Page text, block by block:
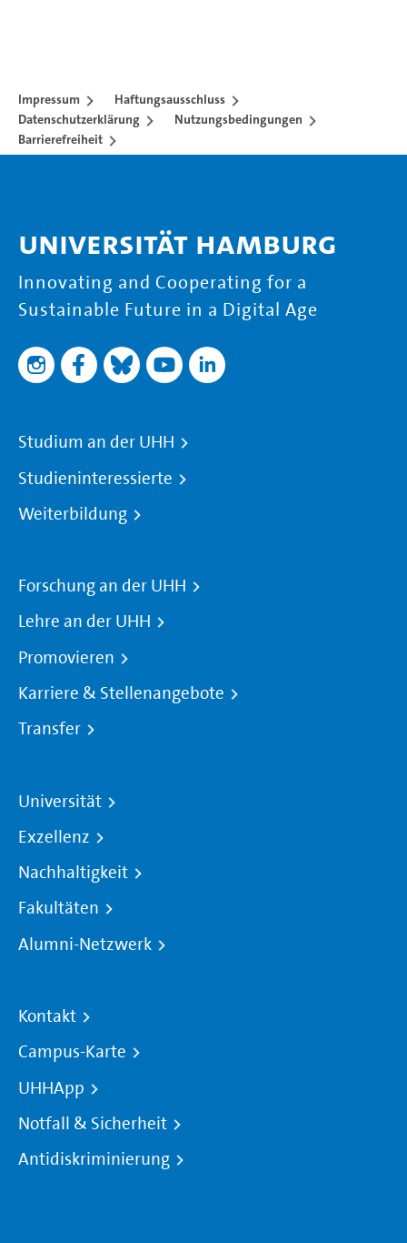
Impressum
Haftungsausschluss
Datenschutzerklärung
Nutzungsbedingungen
Barrierefreiheit
Universität Hamburg
Innovating and Cooperating for a
Sustainable Future in a Digital Age
Studium an der UHH
Studieninteressierte
Weiterbildung
Forschung an der UHH
Lehre an der UHH
Promovieren
Karriere & Stellenangebote
Transfer
Universität
Exzellenz
Nachhaltigkeit
Fakultäten
Alumni-Netzwerk
Kontakt
Campus-Karte
UHHApp
Notfall & Sicherheit
Antidiskriminierung